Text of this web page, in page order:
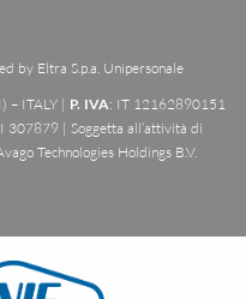
by Eltra S.p.a. Unipersonale
– ITALY | P. IVA: IT 12162890151
307879 | Soggetta all’attività di
Technologies Holdings B.V.